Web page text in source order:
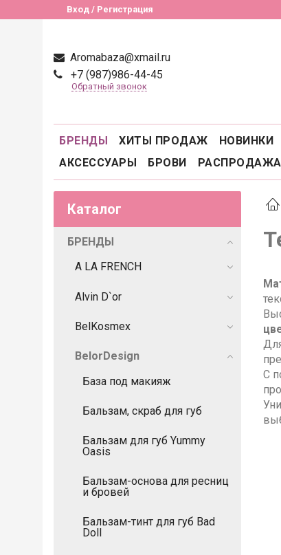
Вход / Регистрация
Aromabaza@xmail.ru
+7 (987)986-44-45
Обратный звонок
БРЕНДЫ ХИТЫ ПРОДАЖ НОВИНКИ
АКСЕССУАРЫ
БРОВИ РАСПРОДАЖА
С
Каталог
БРЕНДЫ
A LA FRENCH
Alvin D`or
BelKosmex
BelorDesign
База под макияж
Бальзам, скраб для губ
Бальзам для губ Yummy
Oasis
Бальзам-основа для ресниц
и бровей
Бальзам-тинт для губ Bad
Doll